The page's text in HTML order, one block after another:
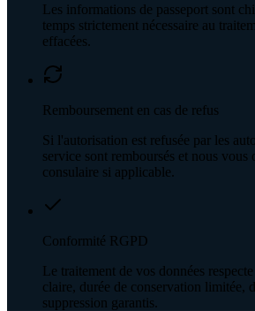
Les informations de passeport sont
temps strictement nécessaire au
effacées.
Remboursement en cas de refus
Si l'autorisation est refusée par les
service sont remboursés et nous vous
consulaire si applicable.
Conformité RGPD
Le traitement de vos données
claire, durée de conservation limitée,
suppression garantis.